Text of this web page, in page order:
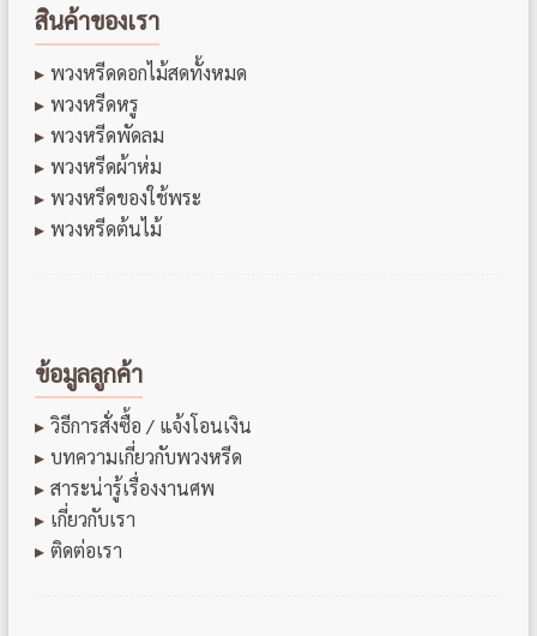
สินค้าของเรา
พวงหรีดดอกไม้สดทั้งหมด
พวงหรีดหรู
พวงหรีดพัดลม
พวงหรีดผ้าห่ม
พวงหรีดของใช้พระ
พวงหรีดต้นไม้
ข้อมูลลูกค้า
วิธีการสั่งซื้อ / แจ้งโอนเงิน
บทความเกี่ยวกับพวงหรีด
สาระน่ารู้เรื่องงานศพ
เกี่ยวกับเรา
ติดต่อเรา